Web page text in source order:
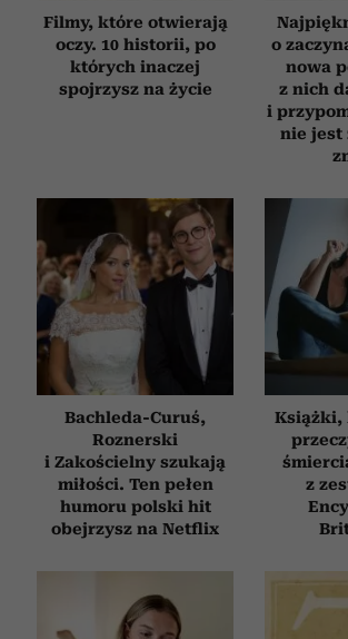
Filmy, które otwierają
oczy. 10 historii, po
których inaczej
spojrzysz na życie
o
nowa
z nich
i
nie jest
Bachleda-Curuś,
Roznerski
i Zakościelny szukają
miłości. Ten pełen
humoru polski hit
obejrzysz na Netflix
Książki,
z